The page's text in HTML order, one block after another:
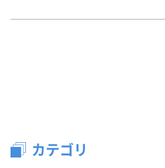
カテゴリ